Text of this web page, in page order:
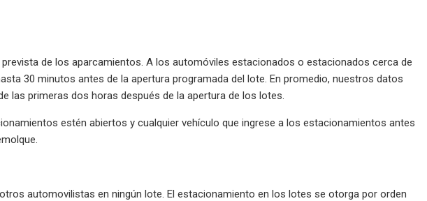
de los aparcamientos. A los automóviles estacionados o estacionados cerca de
30 minutos antes de la apertura programada del lote. En promedio, nuestros datos
las primeras dos horas después de la apertura de los lotes.
estén abiertos y cualquier vehículo que ingrese a los estacionamientos antes
automovilistas en ningún lote. El estacionamiento en los lotes se otorga por orden